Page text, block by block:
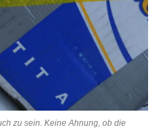
zu sein. Keine Ahnung, ob die